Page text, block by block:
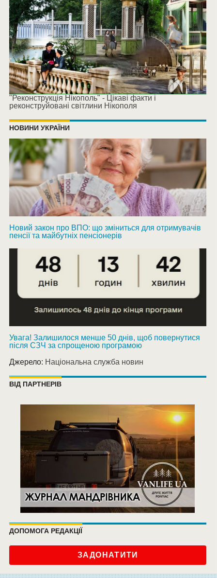
"Реконструкція Нікополь" - Цікаві факти і
реконструйовані світлини Нікополя
НОВИНИ УКРАЇНИ
Новий закон про ВПО: що зміниться для отримувачів
пенсії та майбутніх пенсіонерів
Увага! Залишилося менше 50 днів, щоб повернутися
після СЗЧ за спрощеною програмою
Джерело: Національна служба новин
ВІД ПАРТНЕРІВ
ДОПОМОГА РЕДАКЦІЇ
ЗАДОНАТИТИ